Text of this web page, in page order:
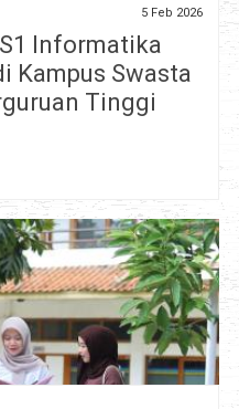
5 Feb 2026
Informatika
Kampus Swasta
Tinggi